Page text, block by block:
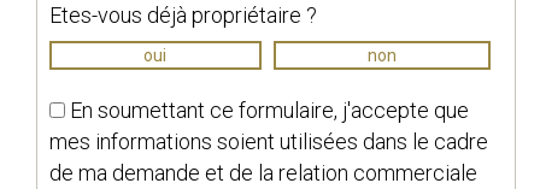
Etes-vous déjà propriétaire ?
oui non
En soumettant ce formulaire, j'accepte que
mes informations soient utilisées dans le cadre
de ma demande et de la relation commerciale